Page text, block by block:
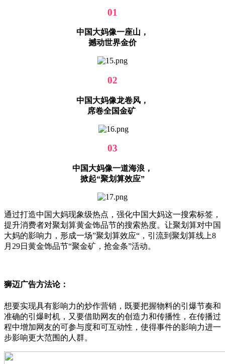
01
中国大妈像一座山，
撼动世界金价
02
中国大妈像龙卷风，
席卷全国金矿
03
中国大妈像一道海浪，
掀起“聚划算效应”
通过打造中国大妈现象级热点，强化中国大妈这一搜索标签，
提升消费者对聚划算黄金饰品节的搜索热度。让聚划算对中国
大妈的影响力，形成一场”聚划算效应“，引流到聚划算线上8
月29日黄金饰品节“聚金矿，抢金条”活动。
狮迈广告方法论：
想要实现具有影响力的炒作营销，既要把握物料的引爆节奏和
准确的引爆时机，又要借助网友的创造力和传播性，在传播过
程中增加网友的可参与度和可互动性，使得事件的影响力进一
步影响更大范围的人群。